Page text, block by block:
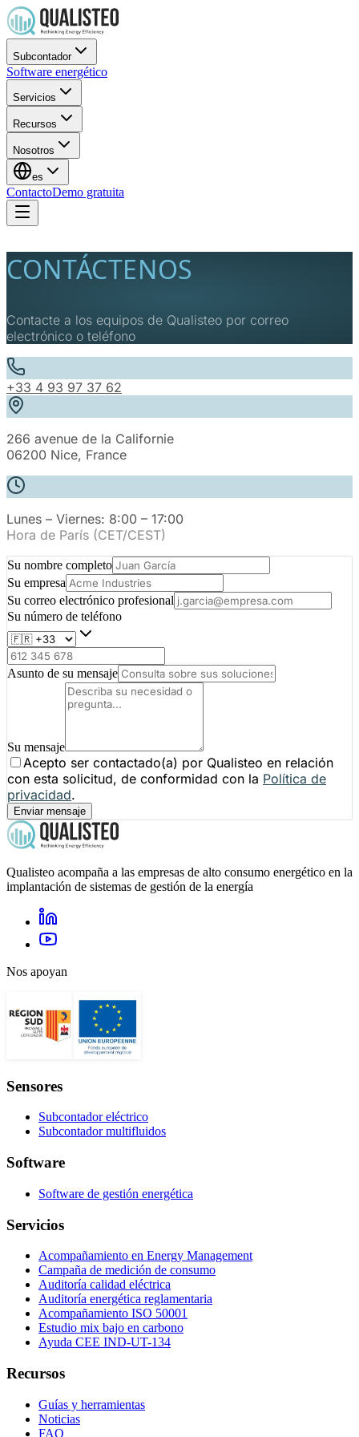
Subcontador
Software energético
Servicios
Recursos
Nosotros
es
ContactoDemo gratuita
CONTÁCTENOS
Contacte a los equipos de Qualisteo por correo
electrónico o teléfono
+33 4 93 97 37 62
266 avenue de la Californie
06200 Nice, France
Lunes – Viernes: 8:00 – 17:00
Hora de París (CET/CEST)
Su nombre completo
Su empresa
Su correo electrónico profesional
Su número de teléfono
Asunto de su mensaje
Su mensaje
Acepto ser contactado(a) por Qualisteo en relación
con esta solicitud, de conformidad con la Política de
privacidad.
Enviar mensaje
Qualisteo acompaña a las empresas de alto consumo energético en la
implantación de sistemas de gestión de la energía
Nos apoyan
Sensores
Subcontador eléctrico
Subcontador multifluidos
Software
Software de gestión energética
Servicios
Acompañamiento en Energy Management
Campaña de medición de consumo
Auditoría calidad eléctrica
Auditoría energética reglamentaria
Acompañamiento ISO 50001
Estudio mix bajo en carbono
Ayuda CEE IND-UT-134
Recursos
Guías y herramientas
Noticias
FAQ